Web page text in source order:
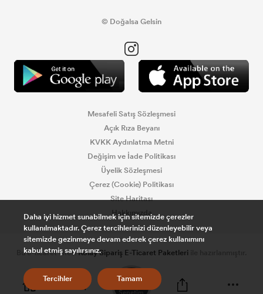
© Doğalsa Gelsin
Mesafeli Satış Sözleşmesi
Açık Rıza Beyanı
KVKK Aydınlatma Metni
Değişim ve İade Politikası
Üyelik Sözleşmesi
Çerez (Cookie) Politikası
Site Haritası
Hakkımızda
Bu e-ticaret sitesiKolay Sipariş E-Ticaret Paketleri
Daha iyi hizmet sunabilmek için sitemizde çerezler
kullanılmaktadır. Çerez tercihlerinizi düzenleyebilir veya
sitemizde gezinmeye devam ederek çerez kullanımını
kabul etmiş sayılırsınız.
Tercihler Tamam